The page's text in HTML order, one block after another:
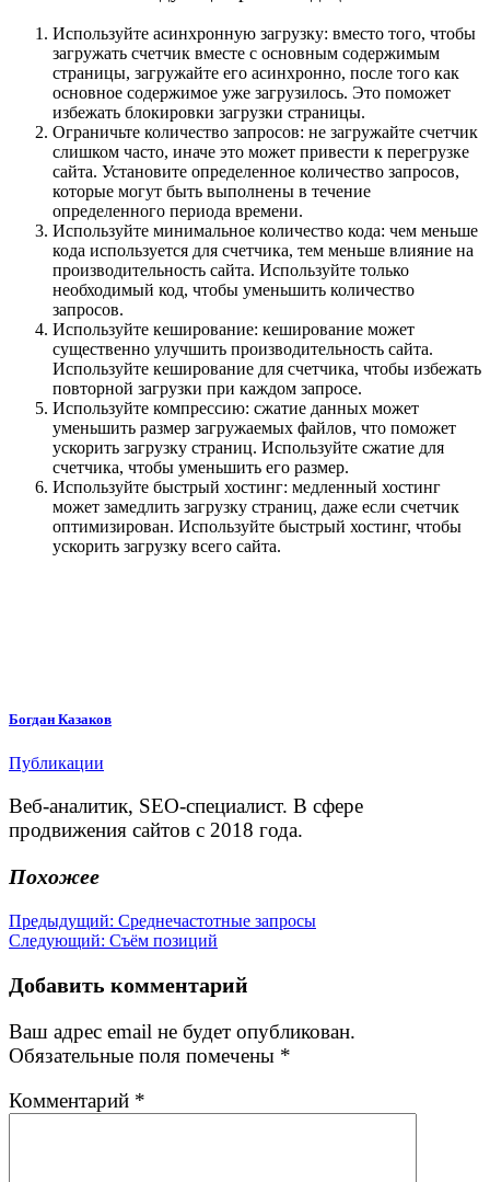
Используйте асинхронную загрузку: вместо того, чтобы
загружать счетчик вместе с основным содержимым
страницы, загружайте его асинхронно, после того как
основное содержимое уже загрузилось. Это поможет
избежать блокировки загрузки страницы.
Ограничьте количество запросов: не загружайте счетчик
слишком часто, иначе это может привести к перегрузке
сайта. Установите определенное количество запросов,
которые могут быть выполнены в течение
определенного периода времени.
Используйте минимальное количество кода: чем меньше
кода используется для счетчика, тем меньше влияние на
производительность сайта. Используйте только
необходимый код, чтобы уменьшить количество
запросов.
Используйте кеширование: кеширование может
существенно улучшить производительность сайта.
Используйте кеширование для счетчика, чтобы избежать
повторной загрузки при каждом запросе.
Используйте компрессию: сжатие данных может
уменьшить размер загружаемых файлов, что поможет
ускорить загрузку страниц. Используйте сжатие для
счетчика, чтобы уменьшить его размер.
Используйте быстрый хостинг: медленный хостинг
может замедлить загрузку страниц, даже если счетчик
оптимизирован. Используйте быстрый хостинг, чтобы
ускорить загрузку всего сайта.
Богдан Казаков
Публикации
Веб-аналитик, SEO-специалист. В сфере
продвижения сайтов с 2018 года.
Похожее
Навигация
по
записям
Предыдущий: Предыдущая
запись:
Среднечастотные запросы
Следующий: Следующая
Съём позиций
Добавить комментарий
Ваш адрес email не будет опубликован.
Обязательные поля помечены *
Комментарий *